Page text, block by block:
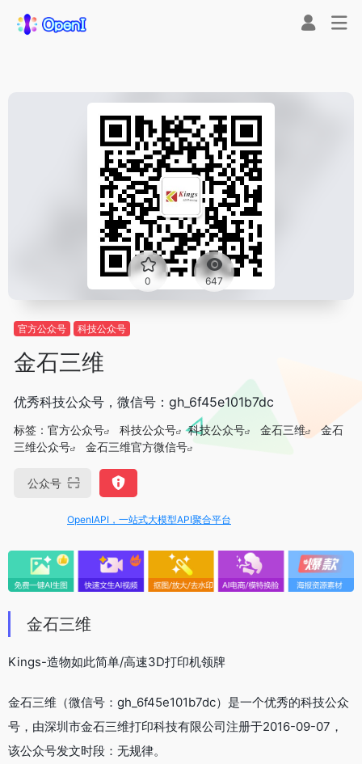
0 647
官方公众号 科技公众号
金石三维
优秀科技公众号，微信号：gh_6f45e101b7dc
标签： 官方公众号 科技公众号 科技公众号 金石三维
金石
三维公众号
金石三维官方微信号
公众号
OpenIAPI，一站式大模型API聚合平台
金石三维
Kings-造物如此简单/高速3D打印机领牌
金石三维（微信号：gh_6f45e101b7dc）是一个优秀的科技公众
号，由深圳市金石三维打印科技有限公司注册于2016-09-07，
该公众号发文时段：无规律。